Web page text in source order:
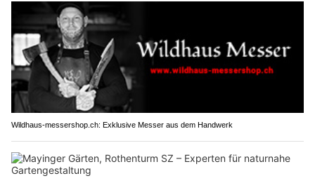
Wildhaus-messershop.ch: Exklusive Messer aus dem Handwerk